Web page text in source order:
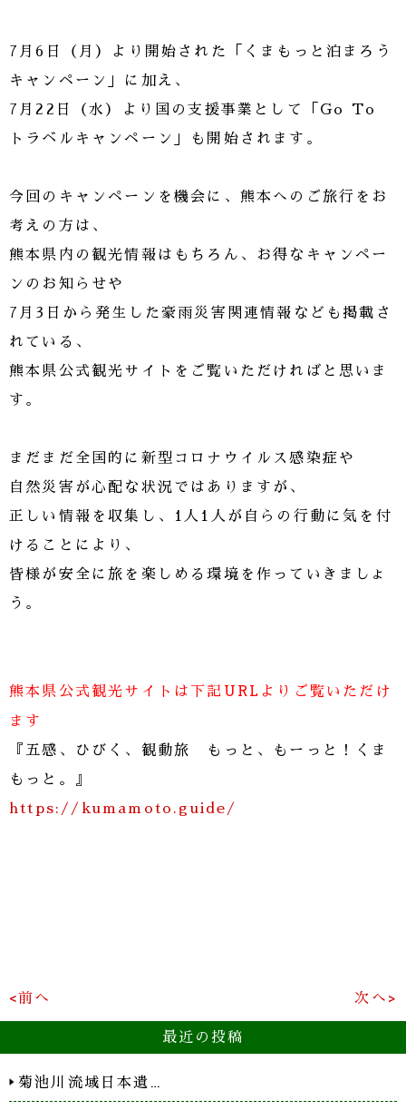
7月6日（月）より開始された「くまもっと泊まろう
キャンペーン」に加え、
7月22日（水）より国の支援事業として「Go To
トラベルキャンペーン」も開始されます。
今回のキャンペーンを機会に、熊本へのご旅行をお
考えの方は、
熊本県内の観光情報はもちろん、お得なキャンペー
ンのお知らせや
7月3日から発生した豪雨災害関連情報なども掲載さ
れている、
熊本県公式観光サイトをご覧いただければと思いま
す。
まだまだ全国的に新型コロナウイルス感染症や
自然災害が心配な状況ではありますが、
正しい情報を収集し、1人1人が自らの行動に気を付
けることにより、
皆様が安全に旅を楽しめる環境を作っていきましょ
う。
熊本県公式観光サイトは下記URLよりご覧いただけ
ます
『五感、ひびく、観動旅 もっと、もーっと！くま
もっと。』
https://kumamoto.guide/
<前へ 次へ>
最近の投稿
菊池川流域日本遺…